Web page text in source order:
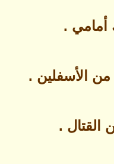
أمامي .
من الأسفلين .
القتال .